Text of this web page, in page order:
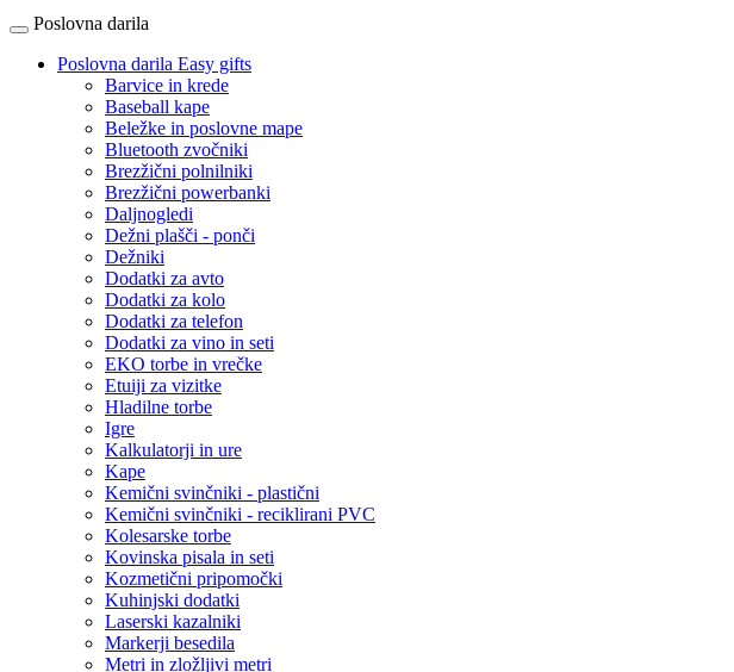
Poslovna darila
Poslovna darila Easy gifts
Barvice in krede
Baseball kape
Beležke in poslovne mape
Bluetooth zvočniki
Brezžični polnilniki
Brezžični powerbanki
Daljnogledi
Dežni plašči - ponči
Dežniki
Dodatki za avto
Dodatki za kolo
Dodatki za telefon
Dodatki za vino in seti
EKO torbe in vrečke
Etuiji za vizitke
Hladilne torbe
Igre
Kalkulatorji in ure
Kape
Kemični svinčniki - plastični
Kemični svinčniki - reciklirani PVC
Kolesarske torbe
Kovinska pisala in seti
Kozmetični pripomočki
Kuhinjski dodatki
Laserski kazalniki
Markerji besedila
Metri in zložljivi metri